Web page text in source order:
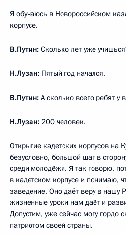
Я обучаюсь в Новороссийском
корпусе.
В.Путин: Сколько лет уже
Н.Лузан: Пятый год начался.
В.Путин: А сколько всего ребят у
Н.Лузан: 200 человек.
Открытие кадетских корпусов на
безусловно, большой шаг в
среди молодёжи. Я так говорю,
в кадетском корпусе и понимаю,
заведение. Оно даёт веру в нашу
жизненные уроки нам даёт и
Допустим, уже сейчас могу гордо
патриотом своей страны.